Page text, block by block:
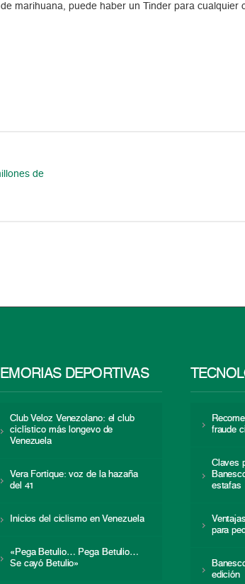
marihuana, puede haber un Tinder para cualquier
de
DEPORTIVAS
Club Veloz Venezolano: el club
ciclístico más longevo de
Venezuela
Vera Fortique: voz de la hazaña
del 41
Inicios del ciclismo en Venezuela
«Pega Betulio… Pega Betulio…
Se cayó Betulio»
fraude
Claves
estafas
para
edición